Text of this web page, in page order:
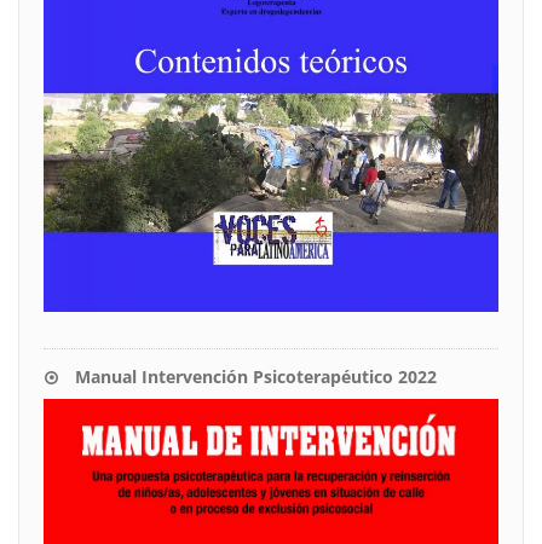
Manual Intervención Psicoterapéutico 2022